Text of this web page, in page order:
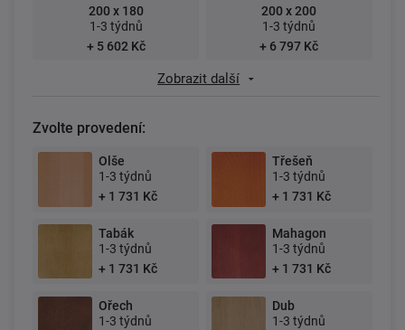
200 x 180
1-3 týdnů
+ 5 602 Kč
200 x 200
1-3 týdnů
+ 6 797 Kč
Zobrazit další
Zvolte provedení:
Olše
1-3 týdnů
+ 1 731 Kč
Třešeň
1-3 týdnů
+ 1 731 Kč
Tabák
1-3 týdnů
+ 1 731 Kč
Mahagon
1-3 týdnů
+ 1 731 Kč
Ořech
1-3 týdnů
Dub
1-3 týdnů